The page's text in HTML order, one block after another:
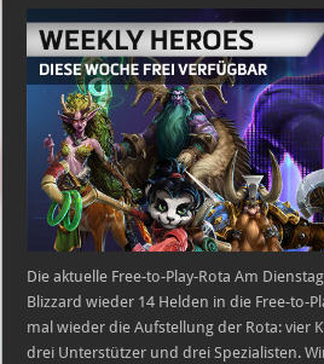
of
the
Storm
Free-
to-
Play-
Heldenrotation
–
27.03.2018
–
02.04.2018
Die aktuelle Free-to-Play-Rota Am
Blizzard wieder 14 Helden in die Free-to-
mal wieder die Aufstellung der Rota: vier
drei Unterstützer und drei Spezialisten.